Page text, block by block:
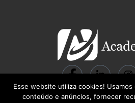
© 2024 ACADEMIA BC Gestão do
Esse website utiliza cookies!
conteúdo e anúncios, fornecer